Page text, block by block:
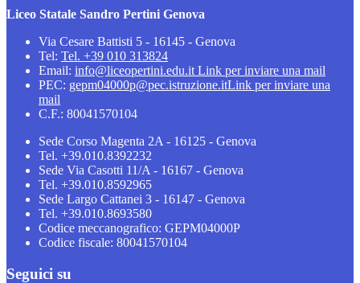
Liceo Statale Sandro Pertini Genova
Via Cesare Battisti 5 - 16145 - Genova
Tel: Tel. +39 010 313824
Email: info@liceopertini.edu.it Link per inviare una mail
PEC: gepm04000p@pec.istruzione.itLink per inviare una
mail
C.F.: 80041570104
Sede Corso Magenta 2A - 16125 - Genova
Tel. +39.010.8392232
Sede Via Casotti 11/A - 16167 - Genova
Tel. +39.010.8592965
Sede Largo Cattanei 3 - 16147 - Genova
Tel. +39.010.8693580
Codice meccanografico: GEPM04000P
Codice fiscale: 80041570104
Seguici su